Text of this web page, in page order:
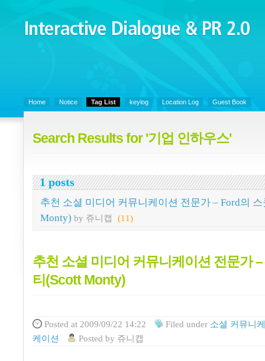
Interactive Dialogue &
PR 2.0
Home Notice Tag List keylog Location Log Guest Book
Search Results for '기업 인하우스'
1 posts
추천 소셜 미디어 커뮤니케이션 전문가 – Ford의
Monty) by 쥬니캡 (11)
추천 소셜 미디어 커뮤니케이션 전문가
티(Scott Monty)
Posted at 2009/09/22 14:22 Filed under 소셜 커뮤니
케이션
Posted by 쥬니캡